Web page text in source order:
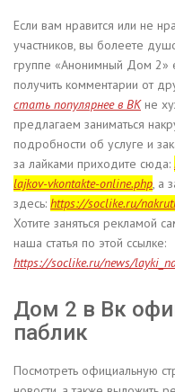
Если вам нравится или не
участников, вы болеете
группе «Анонимный Дом 2»
получить комментарии от
стать популярнее в ВКне
предлагаем заниматься
подробности об услуге и
за лайками приходите сюда:
lajkov-vkontakte-online.php, а
здесь: https://soclike.ru/
Хотите заняться рекламой
наша статья по этой ссылке:
https://soclike.ru/news/
Дом 2 в Вк
паблик
Посмотреть официальную